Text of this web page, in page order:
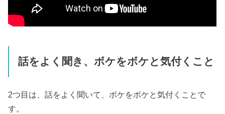
話をよく聞き、ボケをボケと気付くこと
2つ目は、話をよく聞いて、ボケをボケと気付くことで
す。